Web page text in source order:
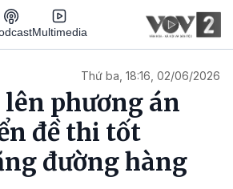
Multimedia
Thứ ba, 18:16, 02/06/2026
phương án
đề thi tốt
đường hàng